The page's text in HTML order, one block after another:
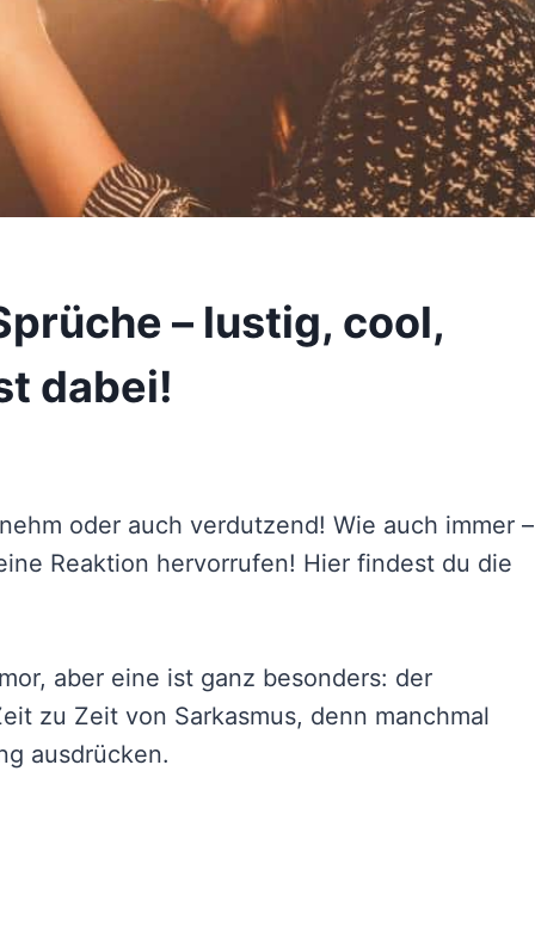
– lustig, cool,
dabei!
oder auch verdutzend! Wie auch immer –
Reaktion hervorrufen! Hier findest du die
aber eine ist ganz besonders: der
zu Zeit von Sarkasmus, denn manchmal
ausdrücken.